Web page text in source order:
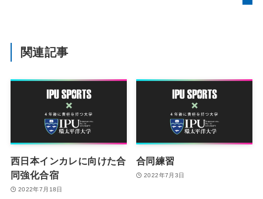
関連記事
西日本インカレに向けた合
同強化合宿
2022年7月18日
合同練習
2022年7月3日